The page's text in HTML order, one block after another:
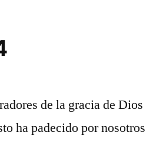
de la gracia de Dios
ha padecido por nosotros